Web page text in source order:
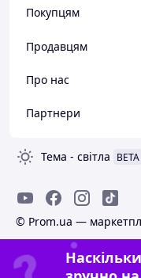
Покупцям
Продавцям
Про нас
Партнери
Тема - світла BETA
© Prom.ua —
Наскільки